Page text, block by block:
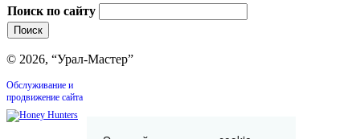
Поиск по сайту
© 2026, “Урал-Мастер”
Обслуживание и
продвижение сайта